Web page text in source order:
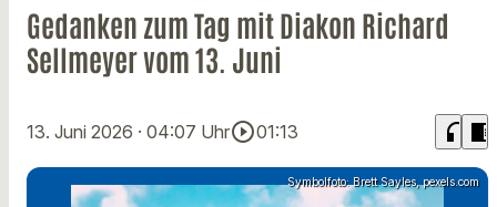
Gedanken zum Tag mit Diakon Richard
Sellmeyer vom 13. Juni
13. Juni 2026 · 04:07 Uhrplay_circle_outline01:13 headphones chrome_reader_mode
Symbolfoto: Brett Sayles, pexels.com